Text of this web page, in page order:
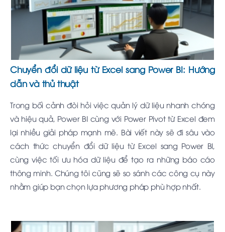
Chuyển đổi dữ liệu từ Excel sang Power BI: Hướng
dẫn và thủ thuật
Trong bối cảnh đòi hỏi việc quản lý dữ liệu nhanh chóng
và hiệu quả, Power BI cùng với Power Pivot từ Excel đem
lại nhiều giải pháp mạnh mẽ. Bài viết này sẽ đi sâu vào
cách thức chuyển đổi dữ liệu từ Excel sang Power BI,
cùng việc tối ưu hóa dữ liệu để tạo ra những báo cáo
thông minh. Chúng tôi cũng sẽ so sánh các công cụ này
nhằm giúp bạn chọn lựa phương pháp phù hợp nhất.